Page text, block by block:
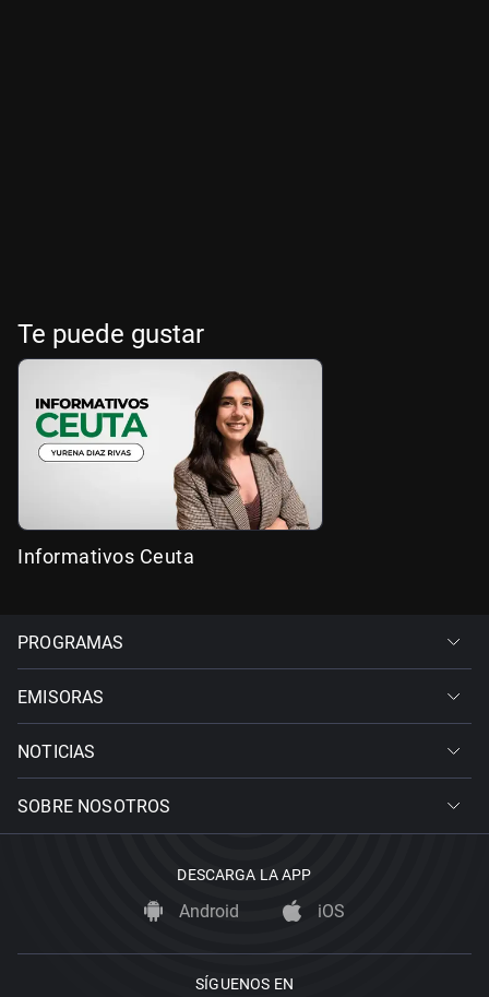
Te puede gustar
Informativos Ceuta
PROGRAMAS
EMISORAS
NOTICIAS
SOBRE NOSOTROS
DESCARGA LA APP
Android iOS
SÍGUENOS EN